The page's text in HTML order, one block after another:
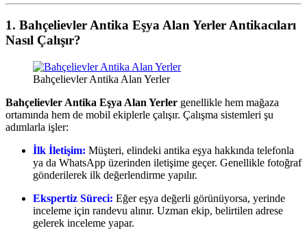
1. Bahçelievler Antika Eşya Alan Yerler Antikacıları
Nasıl Çalışır?
Bahçelievler Antika Alan Yerler
Bahçelievler Antika Eşya Alan Yerler genellikle hem mağaza
ortamında hem de mobil ekiplerle çalışır. Çalışma sistemleri şu
adımlarla işler:
İlk İletişim: Müşteri, elindeki antika eşya hakkında telefonla
ya da WhatsApp üzerinden iletişime geçer. Genellikle fotoğraf
gönderilerek ilk değerlendirme yapılır.
Ekspertiz Süreci: Eğer eşya değerli görünüyorsa, yerinde
inceleme için randevu alınır. Uzman ekip, belirtilen adrese
gelerek inceleme yapar.